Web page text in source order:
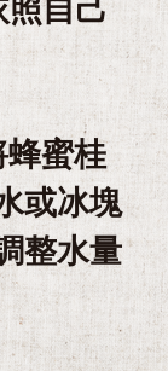
照自己
蜂蜜桂
或冰塊
整水量